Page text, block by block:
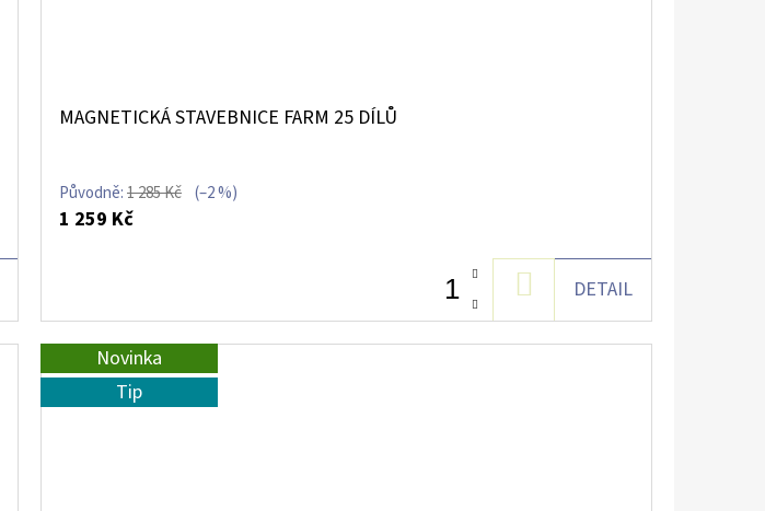
MAGNETICKÁ STAVEBNICE FARM 25 DÍLŮ
Původně:1 285 Kč (–2 %)
1 259 Kč
KOŠÍKU
DETAIL
Novinka
Tip